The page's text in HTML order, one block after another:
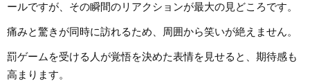
ールですが、その瞬間のリアクションが最大の見どころです。
痛みと驚きが同時に訪れるため、周囲から笑いが絶えません。
罰ゲームを受ける人が覚悟を決めた表情を見せると、期待感も
高まります。